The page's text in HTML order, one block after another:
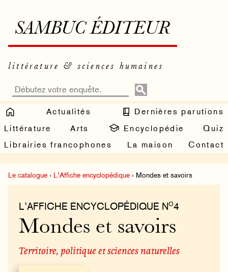
SAMBUC ÉDITEUR
littérature & sciences humaines
Actualités
Dernières parutions
Littérature
Arts Encyclopédie
Quiz
Librairies francophones
La maison Contact
Le catalogue › L’Affiche encyclopédique › Mondes et savoirs
L’AFFICHE ENCYCLOPÉDIQUE NO4
Mondes et savoirs
Territoire, politique et sciences naturelles